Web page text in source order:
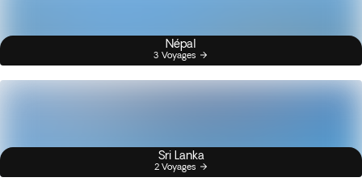
Népal
3 Voyages
Sri Lanka
2 Voyages